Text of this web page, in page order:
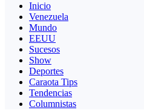
Inicio
Venezuela
Mundo
EEUU
Sucesos
Show
Deportes
Caraota Tips
Tendencias
Columnistas